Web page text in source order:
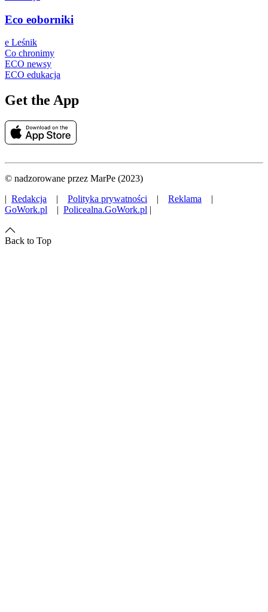
Eco eoborniki
e Leśnik
Co chronimy
ECO newsy
ECO edukacja
Get the App
© nadzorowane przez MarPe (2023)
| Redakcja | Polityka prywatności | Reklama |
GoWork.pl | Policealna.GoWork.pl |
Back to Top